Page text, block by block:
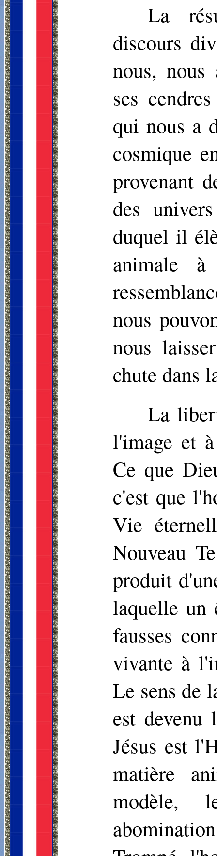
La
discours
nous,
ses
qui nous a
cosmique
provenant
des
duquel il
animale
nous
nous
chute dans
La
l'image et
Ce que
c'est que
Vie
Nouveau
produit
laquelle un
fausses
vivante à
Le sens de
est
Jésus est
matière
modèle,